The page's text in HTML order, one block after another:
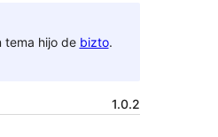
tema hijo de bizto.
1.0.2